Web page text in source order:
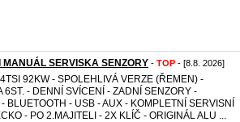
SERVISKA SENZORY - TOP - [8.8. 2026]
92KW - SPOLEHLIVÁ VERZE (ŘEMEN) -
6ST. - DENNÍ SVÍCENÍ - ZADNÍ SENZORY -
BLUETOOTH - USB - AUX - KOMPLETNÍ SERVISNÍ
- PO 2.MAJITELI - 2X KLÍČ - ORIGINÁL ALU ...